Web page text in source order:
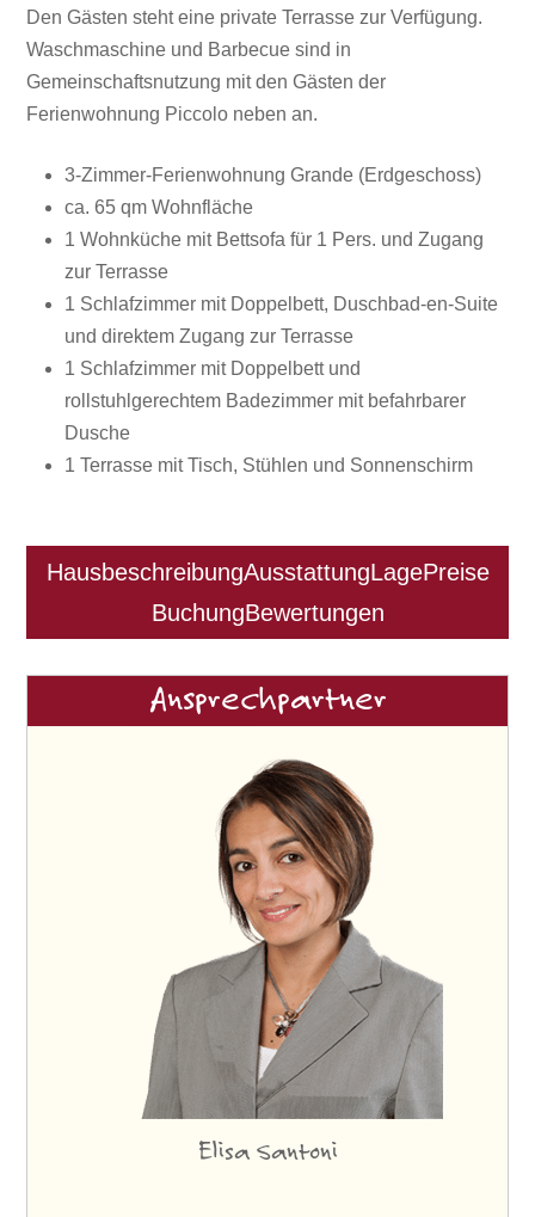
Den Gästen steht eine private Terrasse zur Verfügung.
Waschmaschine und Barbecue sind in
Gemeinschaftsnutzung mit den Gästen der
Ferienwohnung Piccolo neben an.
3-Zimmer-Ferienwohnung Grande (Erdgeschoss)
ca. 65 qm Wohnfläche
1 Wohnküche mit Bettsofa für 1 Pers. und Zugang
zur Terrasse
1 Schlafzimmer mit Doppelbett, Duschbad-en-Suite
und direktem Zugang zur Terrasse
1 Schlafzimmer mit Doppelbett und
rollstuhlgerechtem Badezimmer mit befahrbarer
Dusche
1 Terrasse mit Tisch, Stühlen und Sonnenschirm
HausbeschreibungAusstattungLagePreise
BuchungBewertungen
Ansprechpartner
Elisa Santoni